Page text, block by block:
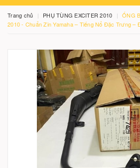
Trang chủ PHỤ TÙNG EXCITER 2010
ỐNG
2010 - Chuẩn Zin Yamaha – Tiếng Nổ Đặc Trưng –